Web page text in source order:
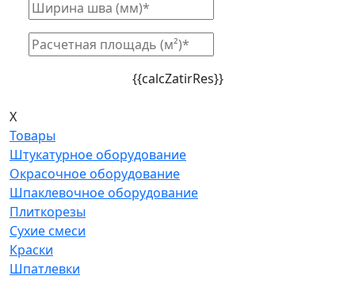
{{calcZatirRes}}
X
Товары
Штукатурное оборудование
Окрасочное оборудование
Шпаклевочное оборудование
Плиткорезы
Сухие смеси
Краски
Шпатлевки